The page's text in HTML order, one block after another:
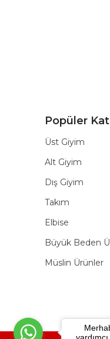
Popüler
Üst Giyim
Alt Giyim
Dış Giyim
Takım
Elbise
Büyük Beden
Müslin Ürünler